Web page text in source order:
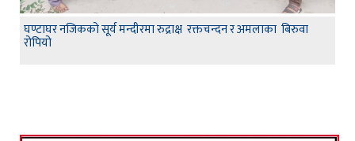
घण्टाघर नजिकको सूर्य मन्दीरमा रुद्राक्ष रक्तचन्दन र अमलाका बिरुवा
रोपियो